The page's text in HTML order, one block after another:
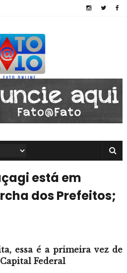
está em
dos Prefeitos;
essa é a primeira vez de
Federal